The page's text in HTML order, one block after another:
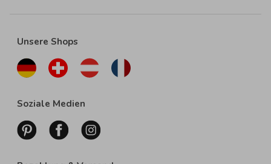
Unsere Shops
Soziale Medien